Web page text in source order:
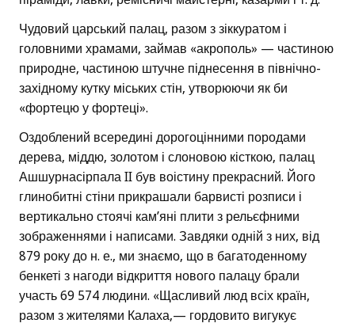
Чудовий царський палац, разом з зіккуратом і
головними храмами, займав «акрополь» — частиною
природне, частиною штучне піднесення в північно-
західному кутку міських стін, утворюючи як би
«фортецю у фортеці».
Оздоблений всередині дорогоцінними породами
дерева, міддю, золотом і слоновою кісткою, палац
Ашшурнасірпала II був воістину прекрасний. Його
глинобитні стіни прикрашали барвисті розписи і
вертикально стоячі кам’яні плити з рельєфними
зображеннями і написами. Завдяки одній з них, від
879 року до н. е., ми знаємо, що в багатоденному
бенкеті з нагоди відкриття нового палацу брали
участь 69 574 людини. «Щасливий люд всіх країн,
разом з жителями Калаха,— гордовито вигукує